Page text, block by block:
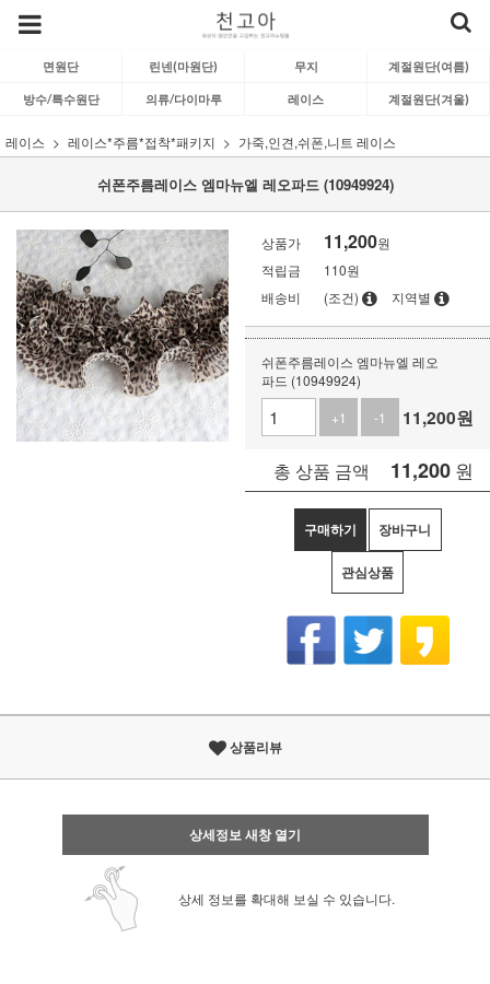
면원단 린넨(마원단) 무지 계절원단(여름)
방수/특수원단 의류/다이마루 레이스 계절원단(겨울)
레이스 레이스*주름*접착*패키지 가죽,인견,쉬폰,니트 레이스
쉬폰주름레이스 엠마뉴엘 레오파드 (10949924)
상품가 11,200원
적립금
110원
배송비
(조건) 지역별
쉬폰주름레이스 엠마뉴엘 레오
파드 (10949924)
+1
-1 11,200원
총 상품 금액 11,200 원
구매하기 장바구니
관심상품
상품리뷰
상세정보 새창 열기
상세 정보를 확대해 보실 수 있습니다.